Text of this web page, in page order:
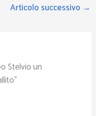
Articolo successivo →
Stelvio un